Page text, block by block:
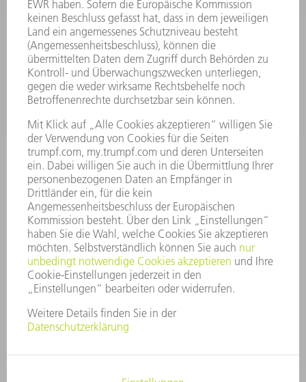
SMART FACTORY
SOFTWARE
SERVICES
ANWENDUNGEN
BRANCHEN
UNTERNEHMEN
KARRIERE
STELLENANGEBOTE
VORSTAND
GESCHÄFTSBERICHT
UNTERNEHMENSGRUNDSÄTZE
COMPLIANCE
HINWEISGEBERSYSTEM
SECURITY
PRESSEMITTEILUNGEN
MAGAZINE
LIEFERANTEN
NACHHALTIGKEIT
UMWELT & KLIMA
SOZIALES & GESELLSCHAFT
UNTERNEHMENSFÜHRUNG